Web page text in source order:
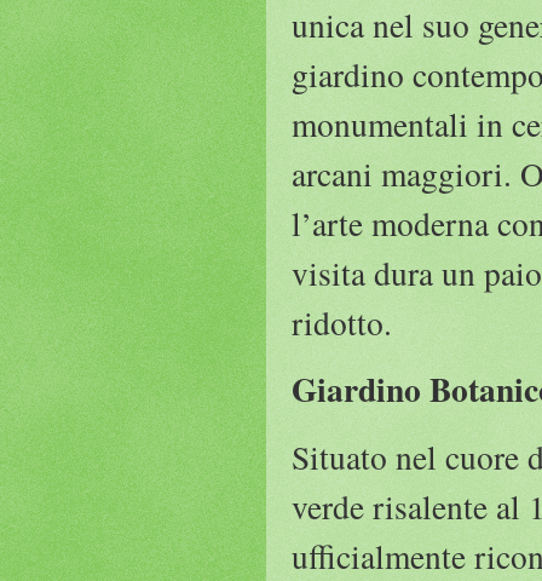
unica nel suo
giardino
monumentali in
arcani maggiori.
l’arte moderna
visita dura un
ridotto.
Giardino
Situato nel cuore
verde risalente al
ufficialmente